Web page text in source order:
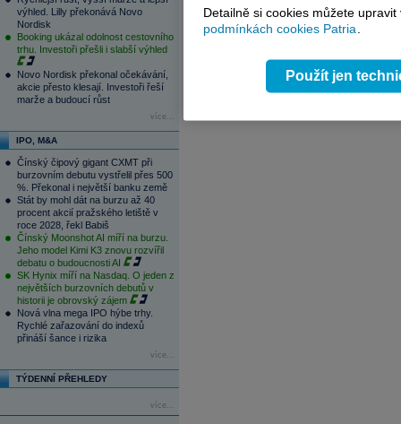
výhled. Lilly překonává Novo
Nordisk
Booking ukázal odolnost cestovního
trhu. Investoři přešli i slabší výhled
Novo Nordisk překonal očekávání,
akcie přesto klesají. Investoři řeší
marže a budoucí růst
více...
IPO, M&A
Čínský čipový gigant CXMT při
burzovním debutu vystřelil přes 500
%. Překonal i největší banku země
Stát by mohl dát na burzu až 40
procent akcií pražského letiště v
roce 2028, řekl Babiš
Čínský Moonshot AI míří na burzu.
Jeho model Kimi K3 znovu rozvířil
debatu o budoucnosti AI
SK Hynix míří na Nasdaq. O jeden z
největších burzovních debutů v
historii je obrovský zájem
Nová vlna mega IPO hýbe trhy.
Rychlé zařazování do indexů
přináší šance i rizika
více...
TÝDENNÍ PŘEHLEDY
více...
Bankovní rada ČNB podle
13:32
Nintendo navýšilo zisk o 150
Detailně si cookies můžete
podmínkách cookies Patria
Použít jen